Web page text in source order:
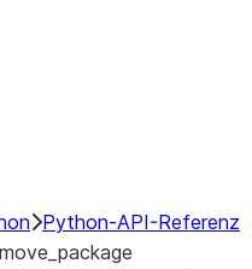
Python-API-Referenz